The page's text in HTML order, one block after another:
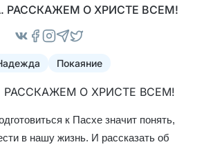
РАССКАЖЕМ О ХРИСТЕ ВСЕМ!
Покаяние
к Пасхе значит понять,
в нашу жизнь. И рассказать об